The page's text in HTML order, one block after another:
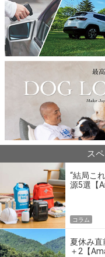
ス
“結局こ
源5選【
コラム
夏休み
＋2【